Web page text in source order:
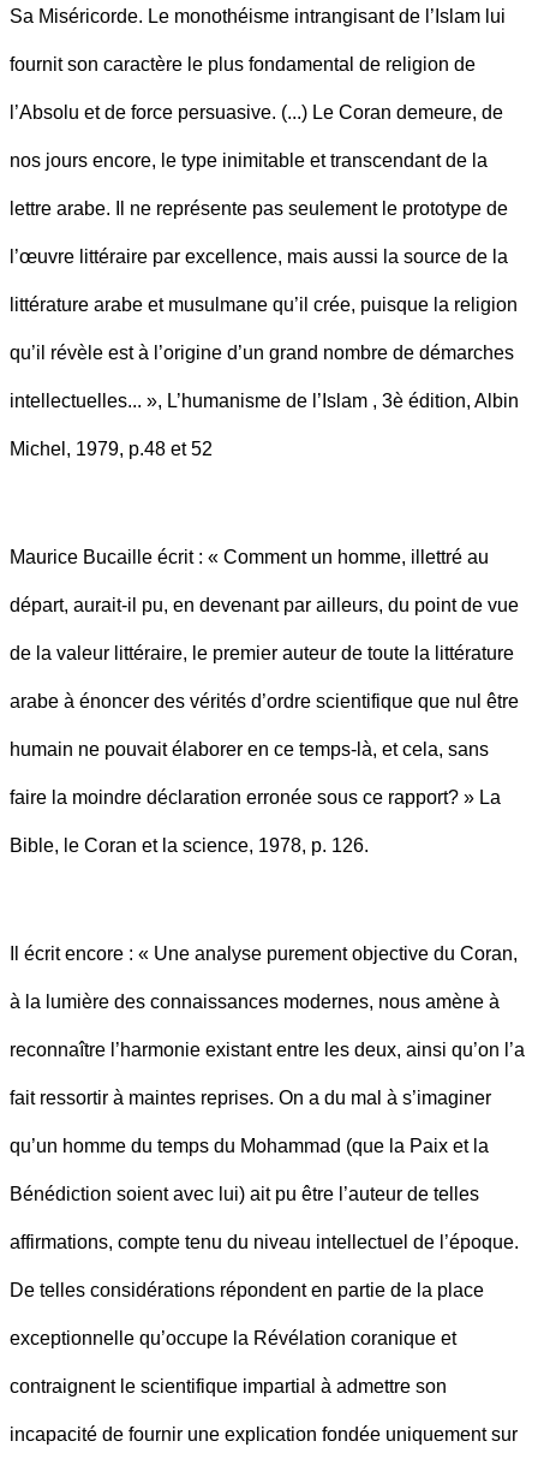
Sa Miséricorde. Le monothéisme intrangisant de l’Islam lui
fournit son caractère le plus fondamental de religion de
l’Absolu et de force persuasive. (...) Le Coran demeure, de
nos jours encore, le type inimitable et transcendant de la
lettre arabe. Il ne représente pas seulement le prototype de
l’œuvre littéraire par excellence, mais aussi la source de la
littérature arabe et musulmane qu’il crée, puisque la religion
qu’il révèle est à l’origine d’un grand nombre de démarches
intellectuelles... », L’humanisme de l’Islam , 3è édition, Albin
Michel, 1979, p.48 et 52
Maurice Bucaille écrit : « Comment un homme, illettré au
départ, aurait-il pu, en devenant par ailleurs, du point de vue
de la valeur littéraire, le premier auteur de toute la littérature
arabe à énoncer des vérités d’ordre scientifique que nul être
humain ne pouvait élaborer en ce temps-là, et cela, sans
faire la moindre déclaration erronée sous ce rapport? » La
Bible, le Coran et la science, 1978, p. 126.
Il écrit encore : « Une analyse purement objective du Coran,
à la lumière des connaissances modernes, nous amène à
reconnaître l’harmonie existant entre les deux, ainsi qu’on l’a
fait ressortir à maintes reprises. On a du mal à s’imaginer
qu’un homme du temps du Mohammad (que la Paix et la
Bénédiction soient avec lui) ait pu être l’auteur de telles
affirmations, compte tenu du niveau intellectuel de l’époque.
De telles considérations répondent en partie de la place
exceptionnelle qu’occupe la Révélation coranique et
contraignent le scientifique impartial à admettre son
incapacité de fournir une explication fondée uniquement sur